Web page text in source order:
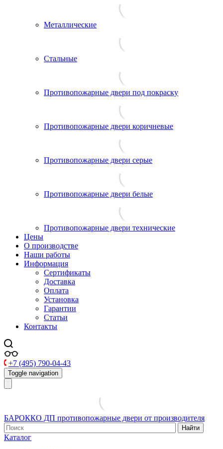
Металлические
Стальные
Противопожарные двери под покраску
Противопожарные двери коричневые
Противопожарные двери серые
Противопожарные двери белые
Противопожарные двери технические
Цены
О производстве
Наши работы
Информация
Сертификаты
Доставка
Оплата
Установка
Гарантии
Статьи
Контакты
+7 (495) 790-04-43
Toggle navigation
БАРОККО ДП противопожарные двери от производителя
Найти
Каталог